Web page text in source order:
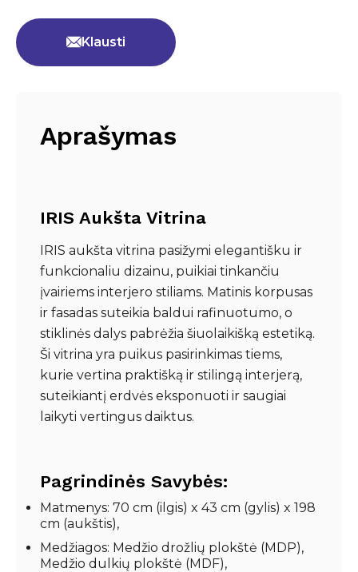
Klausti
Aprašymas
IRIS Aukšta Vitrina
IRIS aukšta vitrina pasižymi elegantišku ir
funkcionaliu dizainu, puikiai tinkančiu
įvairiems interjero stiliams. Matinis korpusas
ir fasadas suteikia baldui rafinuotumo, o
stiklinės dalys pabrėžia šiuolaikišką estetiką.
Ši vitrina yra puikus pasirinkimas tiems,
kurie vertina praktišką ir stilingą interjerą,
suteikiantį erdvės eksponuoti ir saugiai
laikyti vertingus daiktus.
Pagrindinės Savybės:
Matmenys: 70 cm (ilgis) x 43 cm (gylis) x 198
cm (aukštis),
Medžiagos: Medžio drožlių plokštė (MDP),
Medžio dulkių plokštė (MDF),